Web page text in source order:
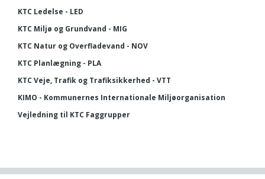
KTC Ledelse - LED
KTC Miljø og Grundvand - MIG
KTC Natur og Overfladevand - NOV
KTC Planlægning - PLA
KTC Veje, Trafik og Trafiksikkerhed - VTT
KIMO - Kommunernes Internationale Miljøorganisation
Vejledning til KTC Faggrupper